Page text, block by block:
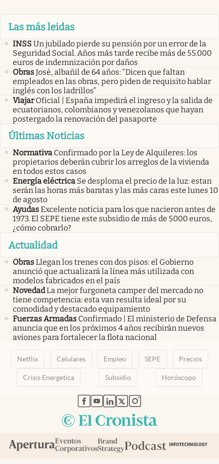
Las más leidas
INSSUn jubilado pierde su pensión por un error de la
Seguridad Social. Años más tarde recibe más de 55.000
euros de indemnización por daños
ObrasJosé, albañil de 64 años: “Dicen que faltan
empleados en las obras, pero piden de requisito hablar
inglés con los ladrillos”
Viajar Oficial | España impedirá el ingreso y la salida de
ecuatorianos, colombianos y venezolanos que hayan
postergado la renovación del pasaporte
Últimas Noticias
Normativa Confirmado por la Ley de Alquileres: los
propietarios deberán cubrir los arreglos de la vivienda
en todos estos casos
Energía eléctrica Se desploma el precio de la luz: estan
serán las horas más baratas y las más caras este lunes 10
de agosto
AyudasExcelente noticia para los que nacieron antes de
1973. El SEPE tiene este subsidio de más de 5000 euros,
¿cómo cobrarlo?
Actualidad
ObrasLlegan los trenes con dos pisos: el Gobierno
anunció que actualizará la línea más utilizada con
modelos fabricados en el país
NovedadLa mejor furgoneta camper del mercado no
tiene competencia: esta van resulta ideal por su
comodidad y destacado equipamiento
Fuerzas Armadas Confirmado | El ministerio de Defensa
anuncia que en los próximos 4 años recibirán nuevos
aviones para fortalecer la flota nacional
Netflix Celulares Empleo SEPE Precios
Crisis Energetica Subsidio Horóscopo
abre en nueva pestaña
abre en nueva pestaña
abre en nueva pestaña
abre en nueva pestaña
abre en nueva pestaña